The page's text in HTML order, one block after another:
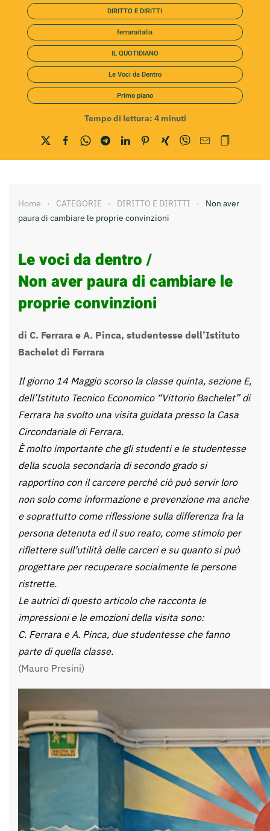
DIRITTO E DIRITTI
ferraraitalia
IL QUOTIDIANO
Le Voci da Dentro
Primo piano
Tempo di lettura: 4 minuti
Home CATEGORIE DIRITTO E DIRITTI
Non aver
paura di cambiare le proprie convinzioni
Le voci da dentro /
Non aver paura di cambiare le
proprie convinzioni
di C. Ferrara e A. Pinca, studentesse dell’Istituto
Bachelet di Ferrara
Il giorno 14 Maggio scorso la classe quinta, sezione E,
dell’Istituto Tecnico Economico “Vittorio Bachelet” di
Ferrara ha svolto una visita guidata presso la Casa
Circondariale di Ferrara.
È molto importante che gli studenti e le studentesse
della scuola secondaria di secondo grado si
rapportino con il carcere perché ciò può servir loro
non solo come informazione e prevenzione ma anche
e soprattutto come riflessione sulla differenza fra la
persona detenuta ed il suo reato, come stimolo per
riflettere sull’utilità delle carceri e su quanto si può
progettare per recuperare socialmente le persone
ristrette.
Le autrici di questo articolo che racconta le
impressioni e le emozioni della visita sono:
C. Ferrara e A. Pinca, due studentesse che fanno
parte di quella classe.
(Mauro Presini)